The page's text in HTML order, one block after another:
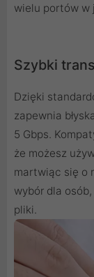
wielu portów w
Szybki
Dzięki
zapewnia
5 Gbps.
że możesz
martwiąc się o
wybór dla
pliki.